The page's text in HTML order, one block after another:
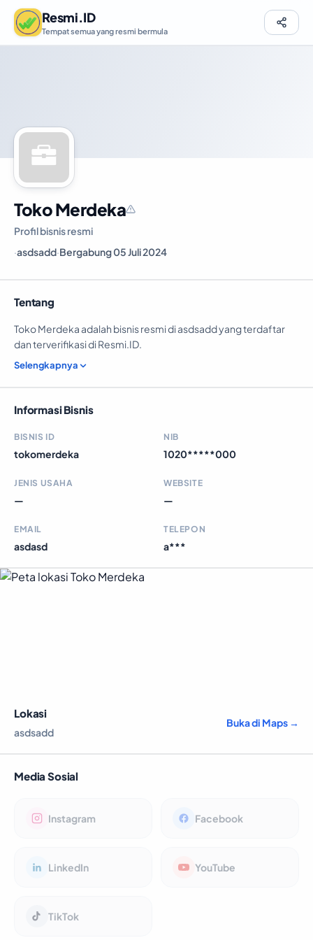
Resmi.ID
Tempat semua yang resmi bermula
Toko Merdeka
Profil bisnis resmi
·asdsadd·Bergabung 05 Juli 2024
Tentang
Toko Merdeka adalah bisnis resmi di asdsadd yang terdaftar
dan terverifikasi di Resmi.ID.
Selengkapnya
Informasi Bisnis
BISNIS ID
tokomerdeka
NIB
1020*****000
JENIS USAHA
—
WEBSITE
—
EMAIL
asdasd
TELEPON
a***
Lokasi
asdsadd
Buka di Maps →
Media Sosial
Instagram Facebook
LinkedIn YouTube
TikTok